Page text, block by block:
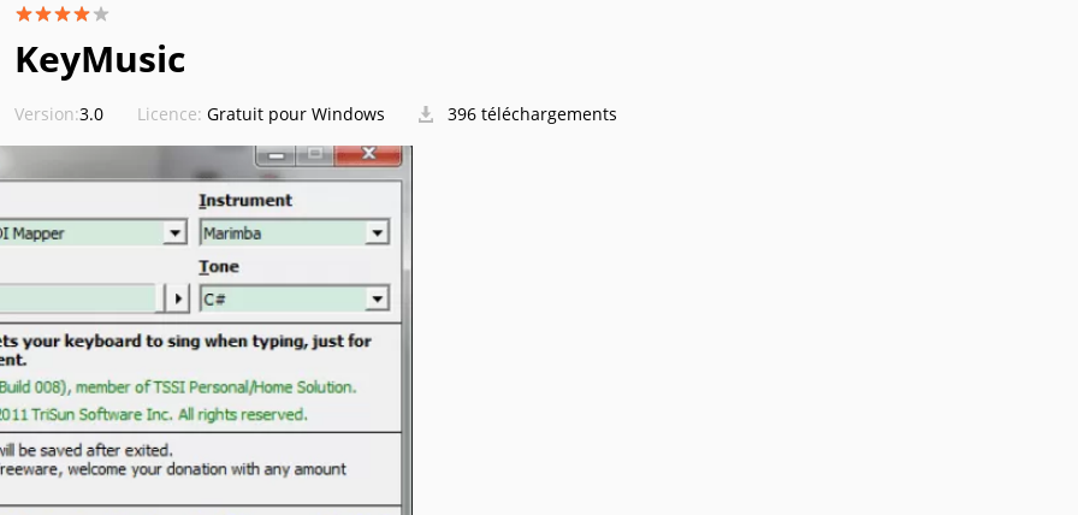
KeyMusic
Version:3.0 Licence: Gratuit pour Windows 396 téléchargements